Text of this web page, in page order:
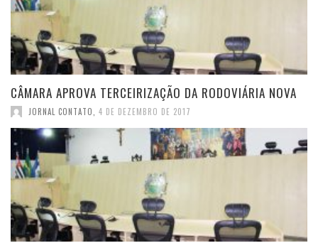
CÂMARA APROVA TERCEIRIZAÇÃO DA RODOVIÁRIA NOVA
JORNAL CONTATO 4 DE DEZEMBRO DE 2017